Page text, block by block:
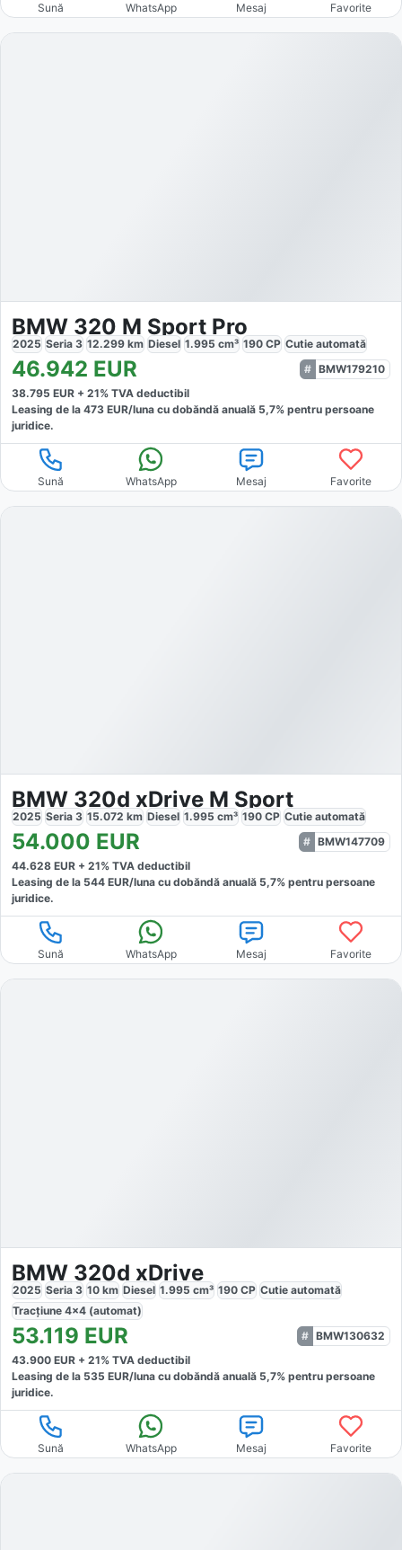
Sună WhatsApp Mesaj Favorite
BMW 320 M Sport Pro
2025 Seria 3 12.299 km Diesel 1.995 cm³ 190 CP Cutie automată
46.942 EUR
BMW179210
38.795 EUR + 21% TVA deductibil
Leasing de la 473 EUR/luna cu dobăndă anuală 5,7% pentru persoane
juridice.
Sună WhatsApp Mesaj Favorite
BMW 320d xDrive M Sport
2025 Seria 3 15.072 km Diesel 1.995 cm³ 190 CP Cutie automată
54.000 EUR
BMW147709
44.628 EUR + 21% TVA deductibil
Leasing de la 544 EUR/luna cu dobăndă anuală 5,7% pentru persoane
juridice.
Sună WhatsApp Mesaj Favorite
BMW 320d xDrive
2025 Seria 3 10 km Diesel 1.995 cm³ 190 CP Cutie automată
Tracțiune 4x4 (automat)
53.119 EUR
BMW130632
43.900 EUR + 21% TVA deductibil
Leasing de la 535 EUR/luna cu dobăndă anuală 5,7% pentru persoane
juridice.
Sună WhatsApp Mesaj Favorite